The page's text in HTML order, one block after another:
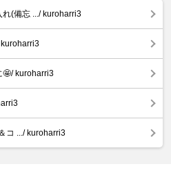
(備忘 .../ kuroharri3
🤩/ kuroharri3
コ .../ kuroharri3